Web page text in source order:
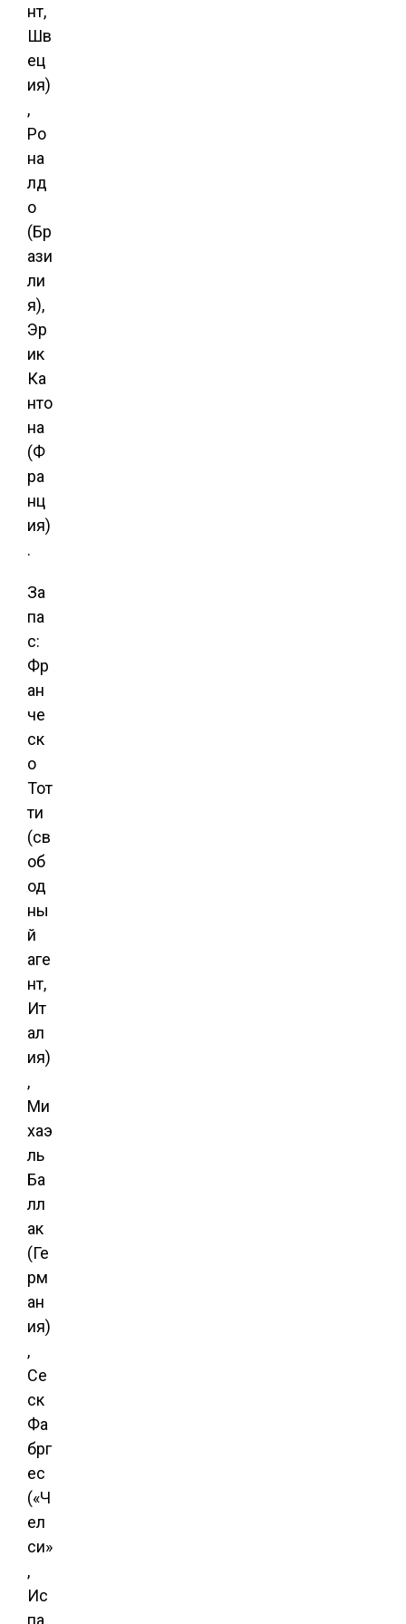
нт,
Шв
ец
ия)
,
Ро
на
лд
о
(Бр
ази
ли
я),
Эр
ик
Ка
нто
на
(Ф
ра
нц
ия)
.
За
па
с:
Фр
ан
че
ск
о
Тот
ти
(св
об
од
ны
й
аге
нт,
Ит
ал
ия)
,
Ми
хаэ
ль
Ба
лл
ак
(Ге
рм
ан
ия)
,
Се
ск
Фа
брг
ес
(«Ч
ел
си»
,
Ис
па